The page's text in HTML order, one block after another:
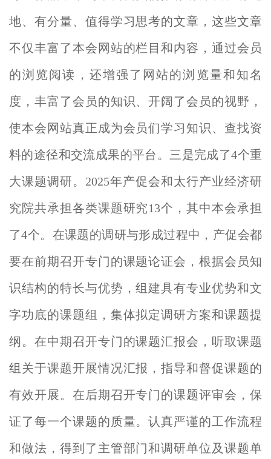
地、有分量、值得学习思考的文章，这些文章
不仅丰富了本会网站的栏目和内容，通过会员
的浏览阅读，还增强了网站的浏览量和知名
度，丰富了会员的知识、开阔了会员的视野，
使本会网站真正成为会员们学习知识、查找资
料的途径和交流成果的平台。三是完成了4个重
大课题调研。2025年产促会和太行产业经济研
究院共承担各类课题研究13个，其中本会承担
了4个。在课题的调研与形成过程中，产促会都
要在前期召开专门的课题论证会，根据会员知
识结构的特长与优势，组建具有专业优势和文
字功底的课题组，集体拟定调研方案和课题提
纲。在中期召开专门的课题汇报会，听取课题
组关于课题开展情况汇报，指导和督促课题的
有效开展。在后期召开专门的课题评审会，保
证了每一个课题的质量。认真严谨的工作流程
和做法，得到了主管部门和调研单位及课题单